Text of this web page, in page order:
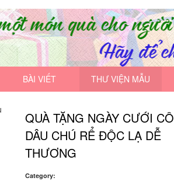
BÀI VIẾT THƯ VIỆN MẪU
QUÀ TẶNG NGÀY CƯỚI CÔ
DÂU CHÚ RỂ ĐỘC LẠ DỄ
THƯƠNG
Category: